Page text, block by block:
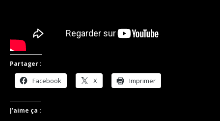
Partager :
Facebook X Imprimer
J’aime ça :